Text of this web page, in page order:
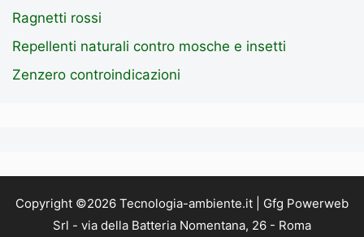
Ragnetti rossi
Repellenti naturali contro mosche e insetti
Zenzero controindicazioni
Copyright ©2026 Tecnologia-ambiente.it | Gfg Powerweb
Srl - via della Batteria Nomentana, 26 - Roma